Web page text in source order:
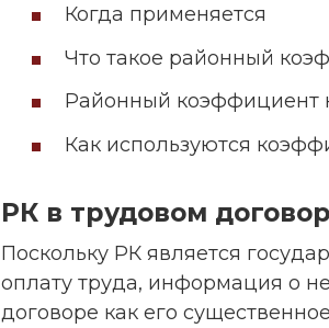
Когда применяется
Что такое районный
Районный коэффициент
Как используются
РК в трудовом
Поскольку РК является
оплату труда, информация о
договоре как его